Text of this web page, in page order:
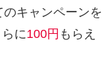
キャンペーンを
に100円 もらえ